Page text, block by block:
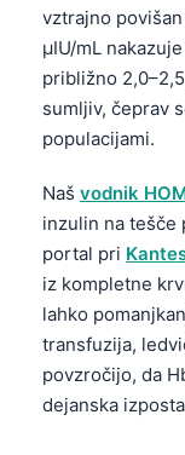
vztrajno
µIU/mL
približno
sumljiv, čeprav
populacijami.
Naš vodnik
inzulin na tešče
portal pri
iz kompletne
lahko
transfuzija,
povzročijo, da
dejanska
ئۇيغۇرچە
Кыргызча
Татар теле
Esperanto
Frysk
Ślōnskŏ
Norsk